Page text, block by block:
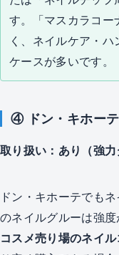
す。「マスカラコー
く、ネイルケア・
ケースが多いです。
④ ドン・キホーテ
取り扱い：あり（強力
ドン・キホーテでも
のネイルグルーは強度
コスメ売り場のネイ